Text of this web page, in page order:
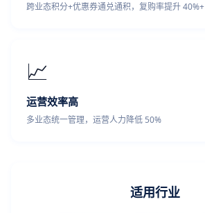
跨业态积分+优惠券通兑通积，复购率提升 40%+
📈
运营效率高
多业态统一管理，运营人力降低 50%
适用行业